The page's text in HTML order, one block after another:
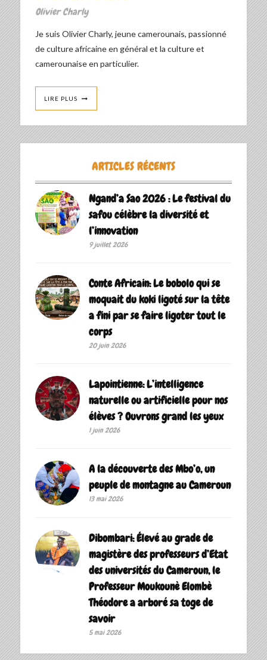
Olivier Charly
Je suis Olivier Charly, jeune camerounais, passionné
de culture africaine en général et la culture et
camerounaise en particulier.
LIRE PLUS
ARTICLES RÉCENTS
Ngand’a Sao 2026 : Le festival du
safou célèbre la diversité et
l’innovation
9 juillet 2026
Conte Africain: Le bobolo qui se
moquait du koki ligoté sur la tête
a fini par se faire ligoter tout le
corps
20 juin 2026
Lapointienne: L’intelligence
naturelle ou artificielle pour nos
élèves ? Ouvrons grand les yeux
1 juin 2026
A la découverte des Mbo’o, un
peuple de montagne au Cameroun
13 mai 2026
Dibombari: Élevé au grade de
magistère des professeurs d’Etat
des universités du Cameroun, le
Professeur Moukounè Elombè
Théodore a arboré sa toge de
savoir ‎
5 mai 2026